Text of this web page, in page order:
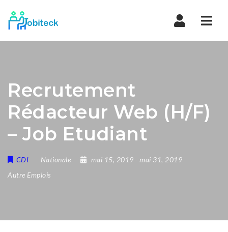
Recrutement
Rédacteur Web (H/F)
– Job Etudiant
CDI Nationale mai 15, 2019 - mai 31, 2019
Autre Emplois